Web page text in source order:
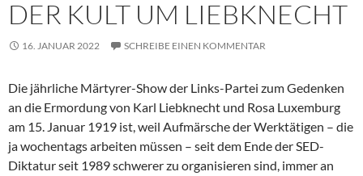
DER KULT UM LIEBKNECHT
16. JANUAR 2022 SCHREIBE EINEN KOMMENTAR
Die jährliche Märtyrer-Show der Links-Partei zum Gedenken
an die Ermordung von Karl Liebknecht und Rosa Luxemburg
am 15. Januar 1919 ist, weil Aufmärsche der Werktätigen – die
ja wochentags arbeiten müssen – seit dem Ende der SED-
Diktatur seit 1989 schwerer zu organisieren sind, immer an